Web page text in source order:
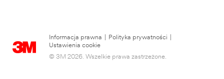
Informacja prawna Polityka prywatności
Ustawienia cookie
© 3M 2026. Wszelkie prawa zastrzeżone.